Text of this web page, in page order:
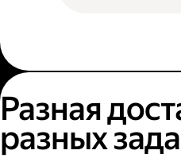
Разная
разных